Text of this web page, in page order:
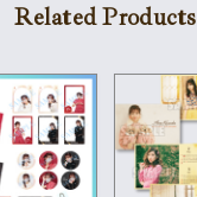
Related Products